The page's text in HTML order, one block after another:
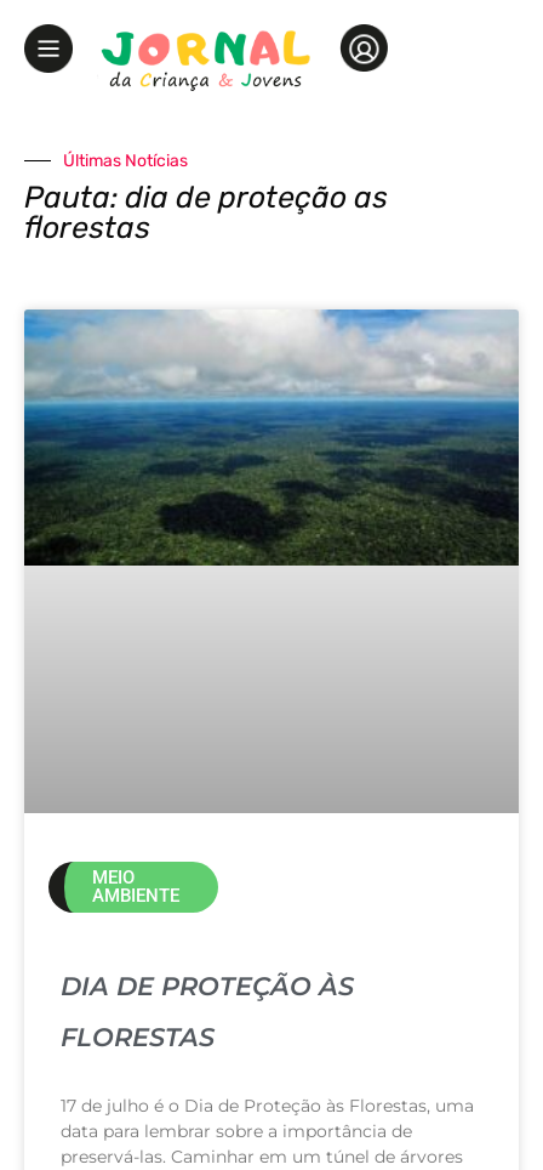
Últimas Notícias
Pauta: dia de proteção as
florestas
MEIO
AMBIENTE
DIA DE PROTEÇÃO ÀS
FLORESTAS
17 de julho é o Dia de Proteção às Florestas, uma
data para lembrar sobre a importância de
preservá-las. Caminhar em um túnel de árvores